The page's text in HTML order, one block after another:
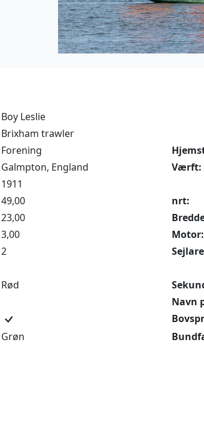
Boy Leslie
Brixham trawler
Forening
Galmpton, England Værft:
1911
49,00 nrt:
23,00
3,00
Motor:
2
Rød
Navn
Grøn